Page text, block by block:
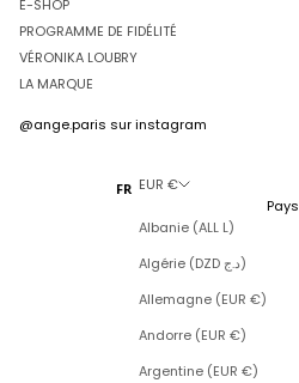
E-SHOP
PROGRAMME DE FIDÉLITÉ
VÉRONIKA LOUBRY
LA MARQUE
@ange.paris sur instagram
FR EUR €
Pays
Albanie (ALL L)
Algérie (DZD د.ج)
Allemagne (EUR €)
Andorre (EUR €)
Argentine (EUR €)